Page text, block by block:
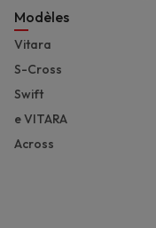
Modèles
Vitara
S-Cross
Swift
e VITARA
Across